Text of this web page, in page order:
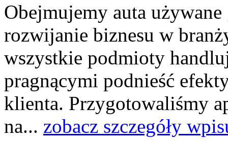
Obejmujemy auta
rozwijanie biznesu w
wszystkie podmioty
pragnącymi podnieść
klienta. Przygotowaliśmy
na... zobacz szczegóły